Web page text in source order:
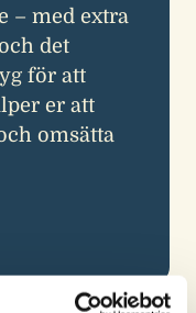
– med extra
det
för att
er att
omsätta